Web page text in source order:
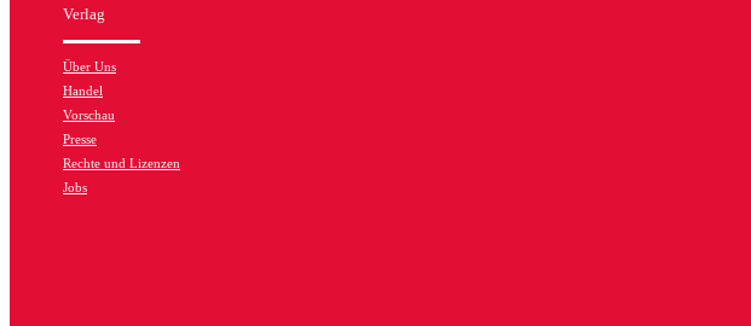
Verlag
Über Uns
Handel
Vorschau
Presse
Rechte und Lizenzen
Jobs